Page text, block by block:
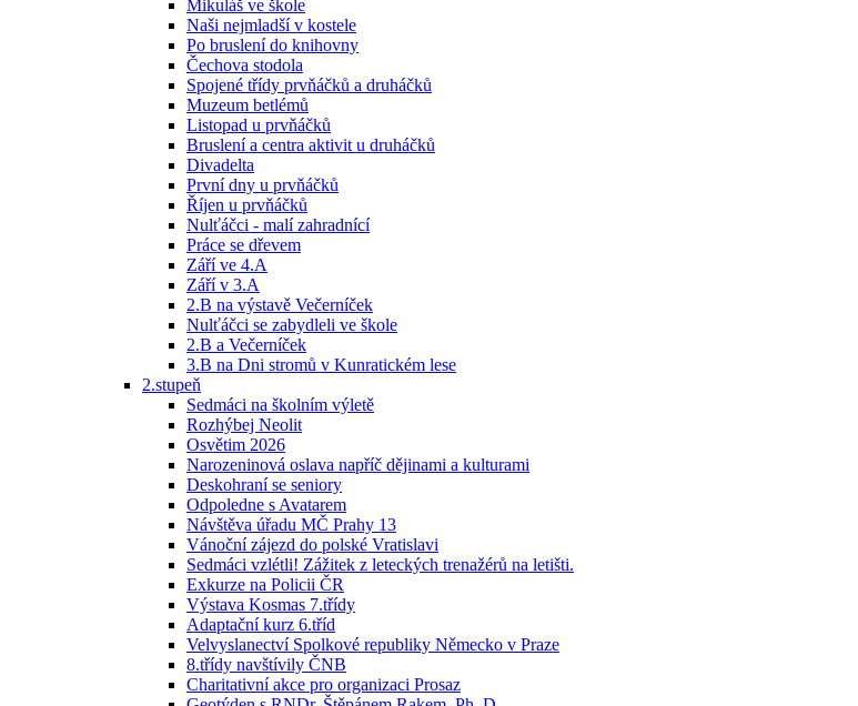
Mikuláš ve škole
Naši nejmladší v kostele
Po bruslení do knihovny
Čechova stodola
Spojené třídy prvňáčků a druháčků
Muzeum betlémů
Listopad u prvňáčků
Bruslení a centra aktivit u druháčků
Divadelta
První dny u prvňáčků
Říjen u prvňáčků
Nulťáčci - malí zahradnící
Práce se dřevem
Září ve 4.A
Září v 3.A
2.B na výstavě Večerníček
Nulťáčci se zabydleli ve škole
2.B a Večerníček
3.B na Dni stromů v Kunratickém lese
2.stupeň
Sedmáci na školním výletě
Rozhýbej Neolit
Osvětim 2026
Narozeninová oslava napříč dějinami a kulturami
Deskohraní se seniory
Odpoledne s Avatarem
Návštěva úřadu MČ Prahy 13
Vánoční zájezd do polské Vratislavi
Sedmáci vzlétli! Zážitek z leteckých trenažérů na letišti.
Exkurze na Policii ČR
Výstava Kosmas 7.třídy
Adaptační kurz 6.tříd
Velvyslanectví Spolkové republiky Německo v Praze
8.třídy navštívily ČNB
Charitativní akce pro organizaci Prosaz